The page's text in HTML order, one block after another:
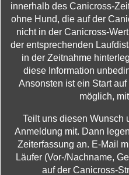
innerhalb des Canicross-
ohne Hund, die auf der
nicht in der Canicross-
der entsprechenden
in der Zeitnahme
diese Information
Ansonsten ist ein Start
möglich,
Teilt uns diesen Wunsch
Anmeldung mit. Dann
Zeiterfassung an. E-Mail
Läufer (Vor-/Nachname,
auf der Canicross-